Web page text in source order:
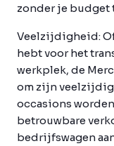
zonder je budget
Veelzijdigheid:
hebt voor het
werkplek, de
om zijn
occasions
betrouwbare
bedrijfswagen